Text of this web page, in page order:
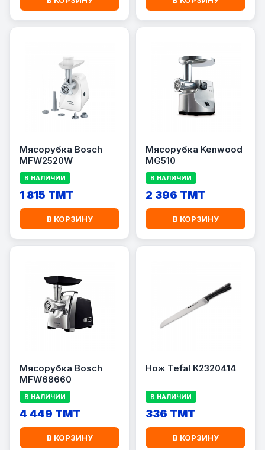
Мясорубка Bosch
MFW2520W
В НАЛИЧИИ
1 815 TMT
В КОРЗИНУ
Мясорубка Kenwood
MG510
В НАЛИЧИИ
2 396 TMT
В КОРЗИНУ
Мясорубка Bosch
MFW68660
В НАЛИЧИИ
4 449 TMT
В КОРЗИНУ
Нож Tefal K2320414
В НАЛИЧИИ
336 TMT
В КОРЗИНУ